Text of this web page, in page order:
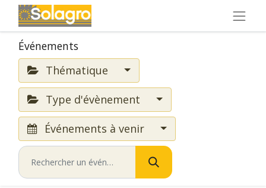
Événements
Thématique
Type d'évènement
Événements à venir